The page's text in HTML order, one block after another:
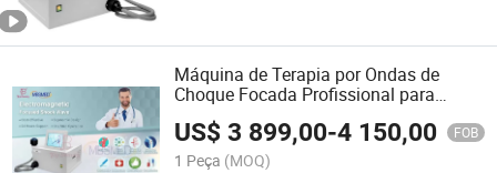
Máquina de Terapia por Ondas de
Choque Focada Profissional para
Fisioterapia
US$3 899,00-4 150,00 FOB
1 Peça (MOQ)